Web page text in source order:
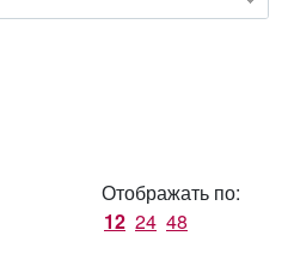
Отображать по:
12 24 48